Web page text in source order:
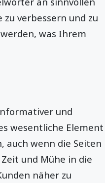
verbessern und zu
was Ihrem
und
wesentliche Element
auch wenn die Seiten
und Mühe in die
näher zu